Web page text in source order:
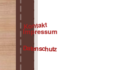
Kontakt
Impressum
Datenschutz